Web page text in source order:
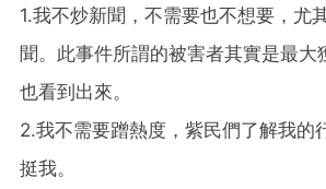
1.我不炒新聞，不需要也不想要，尤
聞。此事件所謂的被害者其實是最大
也看到出來。
2.我不需要蹭熱度，紫民們了解我的
挺我。